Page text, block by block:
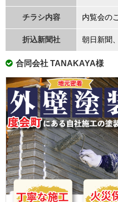
チラシ内容 内覧会の
折込新聞社 朝⽇新聞
合同会社 TANAKAYA様